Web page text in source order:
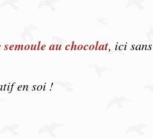
semoule au chocolat, ici sans
en soi !